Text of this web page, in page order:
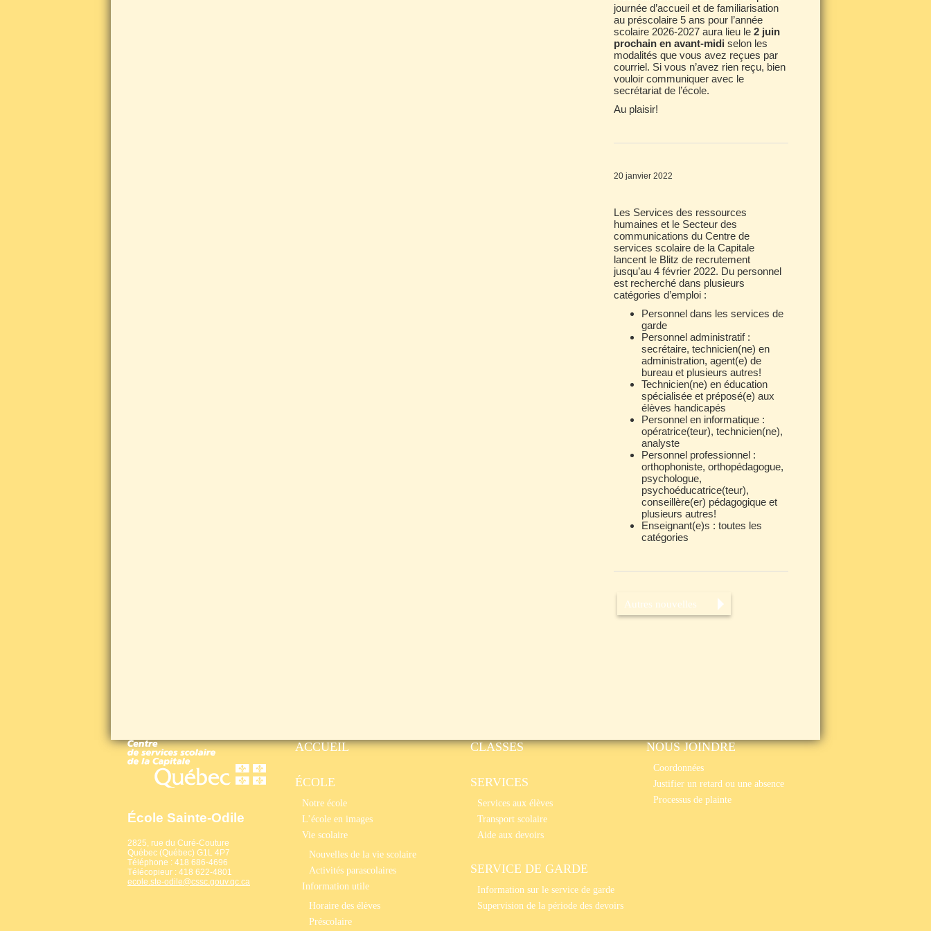
journée d’accueil et de familiarisation
au préscolaire 5 ans pour l’année
scolaire 2026-2027 aura lieu le 2 juin
prochain en avant-midi selon les
modalités que vous avez reçues par
courriel. Si vous n’avez rien reçu, bien
vouloir communiquer avec le
secrétariat de l’école.
Au plaisir!
20 janvier 2022
Les Services des ressources
humaines et le Secteur des
communications du Centre de
services scolaire de la Capitale
lancent le Blitz de recrutement
jusqu’au 4 février 2022. Du personnel
est recherché dans plusieurs
catégories d’emploi :
Personnel dans les services de
garde
Personnel administratif :
secrétaire, technicien(ne) en
administration, agent(e) de
bureau et plusieurs autres!
Technicien(ne) en éducation
spécialisée et préposé(e) aux
élèves handicapés
Personnel en informatique :
opératrice(teur), technicien(ne),
analyste
Personnel professionnel :
orthophoniste, orthopédagogue,
psychologue,
psychoéducatrice(teur),
conseillère(er) pédagogique et
plusieurs autres!
Enseignant(e)s : toutes les
catégories
Autres nouvelles
École Sainte-Odile
2825, rue du Curé-Couture
Québec (Québec) G1L 4P7
Téléphone : 418 686-4696
Télécopieur : 418 622-4801
ecole.ste-odile@cssc.gouv.qc.ca
ACCUEIL
ÉCOLE
Notre école
L’école en images
Vie scolaire
Nouvelles de la vie scolaire
Activités parascolaires
Information utile
Horaire des élèves
Préscolaire
CLASSES
SERVICES
Services aux élèves
Transport scolaire
Aide aux devoirs
SERVICE DE GARDE
Information sur le service de garde
Supervision de la période des devoirs
NOUS JOINDRE
Coordonnées
Justifier un retard ou une absence
Processus de plainte